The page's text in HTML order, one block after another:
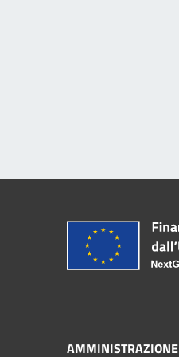
AMMINISTRAZIONE